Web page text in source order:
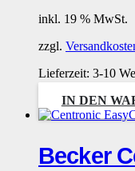
inkl. 19 % MwSt.
zzgl.
Lieferzeit: 3-10
IN DEN
Becker